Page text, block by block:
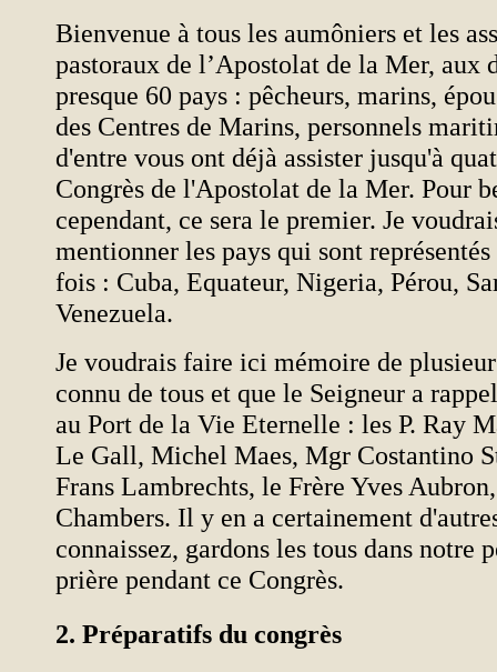
Bienvenue à tous les aumôniers et les
pastoraux de l’Apostolat de la Mer, aux
presque 60 pays : pêcheurs, marins,
des Centres de Marins, personnels
d'entre vous ont déjà assister jusqu'à
Congrès de l'Apostolat de la Mer. Pour
cependant, ce sera le premier. Je
mentionner les pays qui sont
fois : Cuba, Equateur, Nigeria, Pérou,
Venezuela.
Je voudrais faire ici mémoire de
connu de tous et que le Seigneur a
au Port de la Vie Eternelle : les P. Ray
Le Gall, Michel Maes, Mgr Costantino
Frans Lambrechts, le Frère Yves
Chambers. Il y en a certainement
connaissez, gardons les tous dans notre
prière pendant ce Congrès.
2. Préparatifs du congrès